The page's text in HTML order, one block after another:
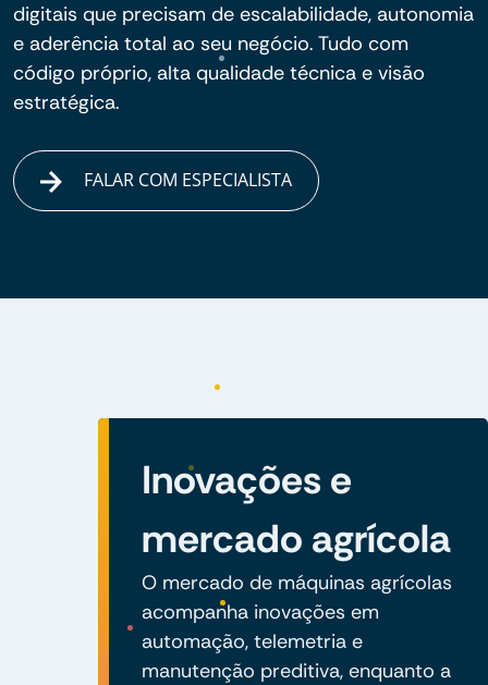
digitais que precisam de escalabilidade, autonomia
e aderência total ao seu negócio. Tudo com
código próprio, alta qualidade técnica e visão
estratégica.
FALAR COM ESPECIALISTA
Inovações e
mercado agrícola
O mercado de máquinas agrícolas
acompanha inovações em
automação, telemetria e
manutenção preditiva, enquanto a